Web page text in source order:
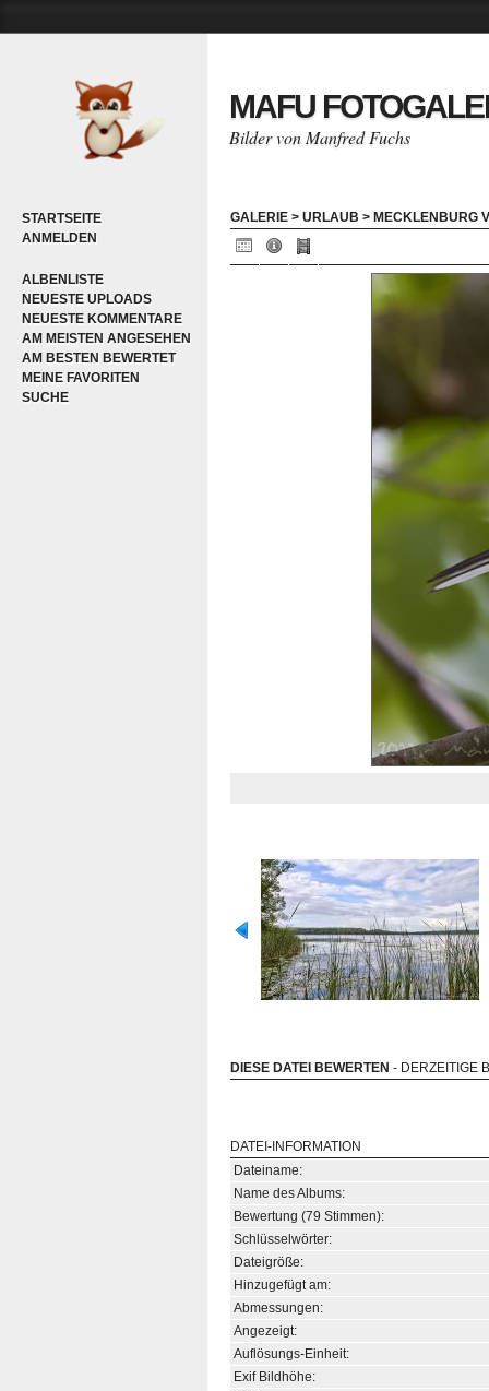
STARTSEITE
ANMELDEN
ALBENLISTE
NEUESTE UPLOADS
NEUESTE KOMMENTARE
AM MEISTEN ANGESEHEN
AM BESTEN BEWERTET
MEINE FAVORITEN
SUCHE
MAFU
Bilder von Manfred Fuchs
GALERIE > URLAUB > MECKLENBURG
DIESE DATEI BEWERTEN - DERZEITIGE
DATEI-INFORMATION
Dateiname:
Name des Albums:
Bewertung (79 Stimmen):
Schlüsselwörter:
Dateigröße:
Hinzugefügt am:
Abmessungen:
Angezeigt:
Auflösungs-Einheit:
Exif Bildhöhe: